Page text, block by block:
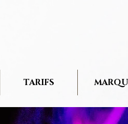
TARIFS